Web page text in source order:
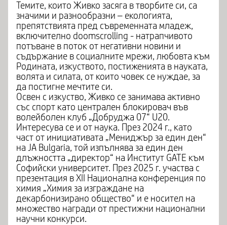
Темите, които Живко засяга в творбите си, са
значими и разнообразни – екологията,
препятствията пред съвременната младеж,
включително doomscrolling - натрапчивото
потъване в поток от негативни новини и
съдържание в социалните мрежи, любовта към
Родината, изкуството, постиженията в науката,
волята и силата, от които човек се нуждае, за
да постигне мечтите си.
Освен с изкуство, Живко се занимава активно
със спорт като централен блокировач във
волейболен клуб „Добруджа 07“ U20.
Интересува се и от наука. През 2024 г., като
част от инициативата „Мениджър за един ден“
на JA Bulgaria, той изпълнява за един ден
длъжността „директор“ на Институт GATE към
Софийски университет. През 2025 г. участва с
презентация в XII Национална конференция по
химия „Химия за изграждане на
декарбонизирано общество“ и е носител на
множество награди от престижни национални
научни конкурси.